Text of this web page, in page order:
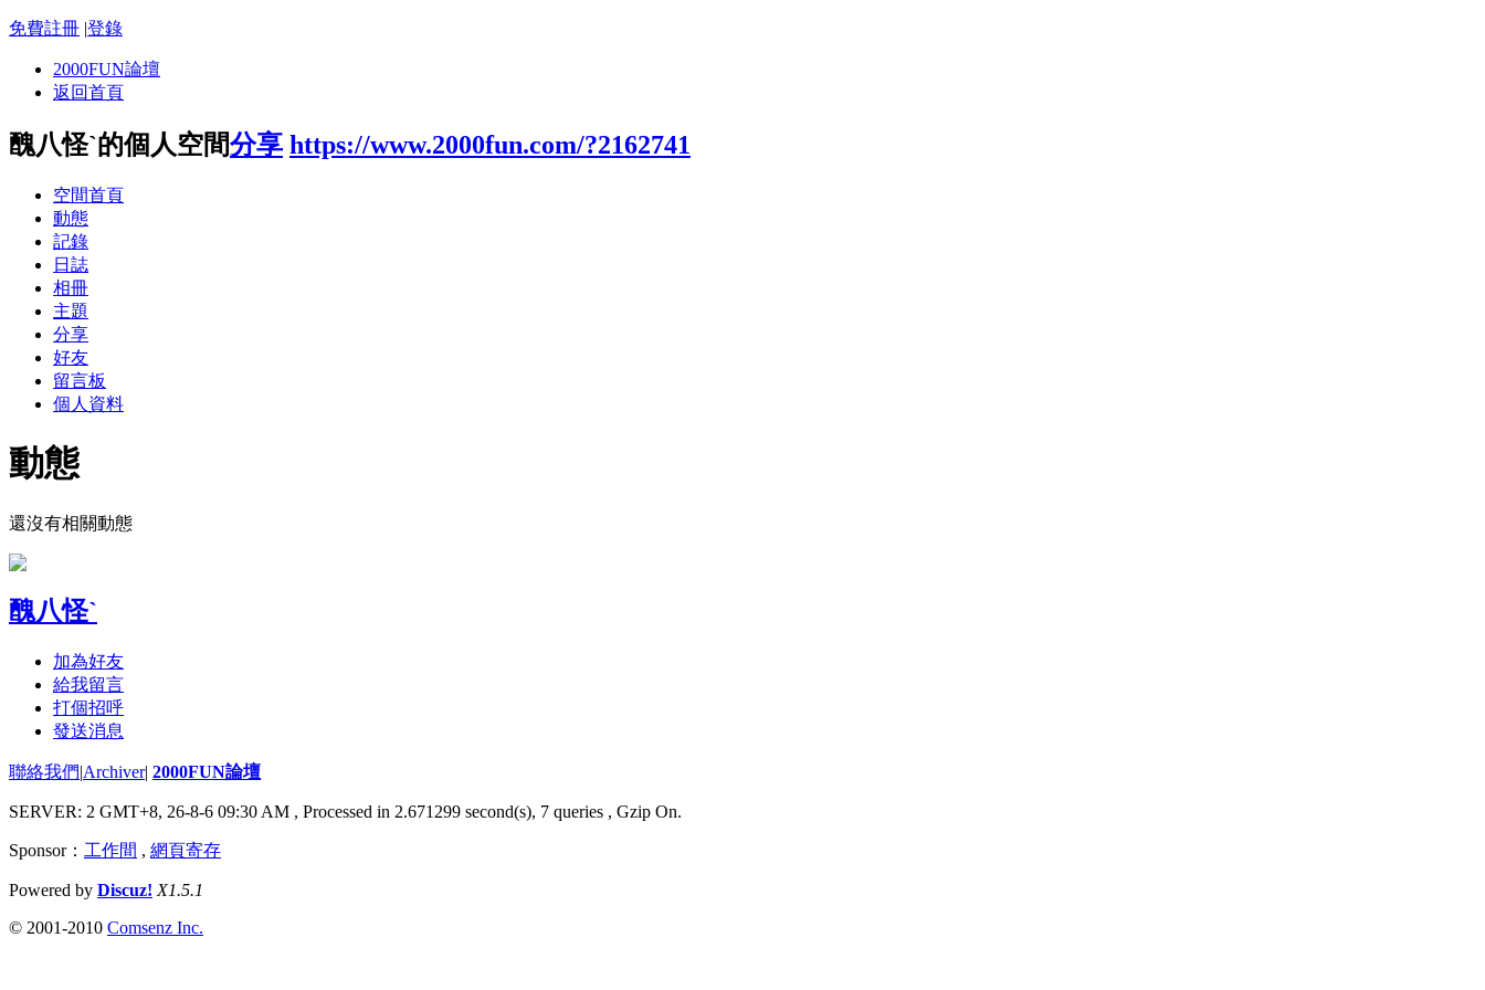
免費註冊 |登錄
2000FUN論壇
返回首頁
醜八怪`的個人空間分享 https://www.2000fun.com/?2162741
空間首頁
動態
記錄
日誌
相冊
主題
分享
好友
留言板
個人資料
動態
還沒有相關動態
醜八怪`
加為好友
給我留言
打個招呼
發送消息
聯絡我們|Archiver| 2000FUN論壇
SERVER: 2 GMT+8, 26-8-6 09:30 AM , Processed in 2.671299 second(s), 7 queries , Gzip On.
Sponsor： 工作間 , 網頁寄存
Powered by Discuz! X1.5.1
© 2001-2010 Comsenz Inc.